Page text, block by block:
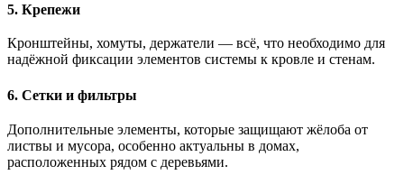
5. Крепежи
Кронштейны, хомуты, держатели — всё, что необходимо для
надёжной фиксации элементов системы к кровле и стенам.
6. Сетки и фильтры
Дополнительные элементы, которые защищают жёлоба от
листвы и мусора, особенно актуальны в домах,
расположенных рядом с деревьями.